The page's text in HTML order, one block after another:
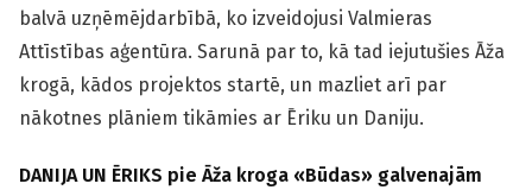
balvā uzņēmējdarbībā, ko izveidojusi Valmieras
Attīstības aģentūra. Sarunā par to, kā tad iejutušies Āža
krogā, kādos projektos startē, un mazliet arī par
nākotnes plāniem tikāmies ar Ēriku un Daniju.
DANIJA UN ĒRIKS pie Āža kroga «Būdas» galvenajām